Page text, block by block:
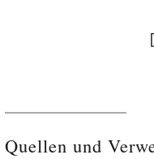
[
Quellen und